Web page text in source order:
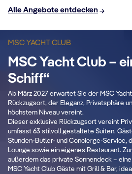
Alle Angebote entdecken
MSC YACHT CLUB
MSC Yacht Club –
Schiff“
Ab März 2027 erwartet Sie der MSC
Rückzugsort, der Eleganz, Privatsphäre
höchstem Niveau vereint.
Dieser exklusive Rückzugsort vereint
umfasst 63 stilvoll gestaltete Suiten.
Stunden-Butler- und Concierge-Service,
Lounge sowie ein eigenes Restaurant.
außerdem das private Sonnendeck –
MSC Yacht Club Gäste mit Grill & Bar,